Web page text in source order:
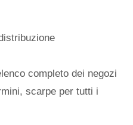
completo dei negozi
scarpe per tutti i